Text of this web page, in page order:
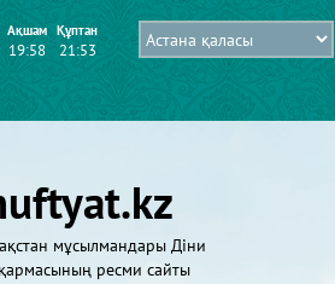
Ақшам
19:58
Құптан
21:53
мұсылмандары Діни
ресми сайты